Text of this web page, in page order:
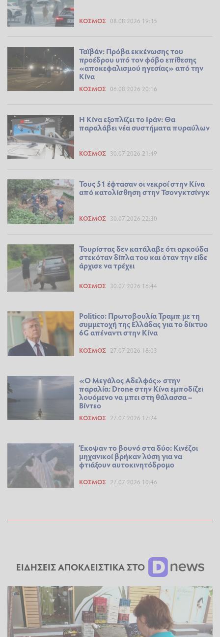
ΚΌΣΜΟΣ 08.08.2026 19:35
Ταϊβάν: Πρόβα εκκένωσης του
προέδρου υπό τον φόβο επίθεσης
«αποκεφαλισμού ηγεσίας» από την
Κίνα
ΚΌΣΜΟΣ 06.08.2026 20:16
Η Κίνα εξοπλίζει το Ιράν: Θα
παραλάβει νέα συστήματα πυραύλων
ΚΌΣΜΟΣ 30.07.2026 21:49
Τους 51 έφτασαν οι νεκροί στην Κίνα
από κατολίσθηση στην Τσονγκτσίνγκ
ΚΌΣΜΟΣ 30.07.2026 22:30
Τουρίστας δεν κατάλαβε ότι αρκούδα
στεκόταν δίπλα του και όταν την είδε
άρχισε να τρέχει
ΚΌΣΜΟΣ 30.07.2026 16:44
Politico: Πρωτοβουλία Τραμπ με τη
συμμετοχή της Ελλάδας για το δίκτυο
6G απέναντι στην Κίνα
ΚΌΣΜΟΣ 27.07.2026 18:03
«Ο Μεγάλος Αδελφός» στην
παραλία: Drone στην Κίνα εμποδίζει
λουόμενο να μπει στη θάλασσα –
Βίντεο
ΚΌΣΜΟΣ 27.07.2026 17:24
Έκοψαν το βουνό στα δύο: Κινέζοι
μηχανικοί βρήκαν λύση για να
φτιάξουν αυτοκινητόδρομο
ΚΌΣΜΟΣ 27.07.2026 10:46
ΕΙΔΗΣΕΙΣ ΑΠΟΚΛΕΙΣΤΙΚΑ ΣΤΟ